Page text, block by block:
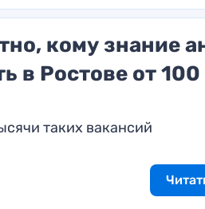
кому знание
в Ростове от
таких вакансий